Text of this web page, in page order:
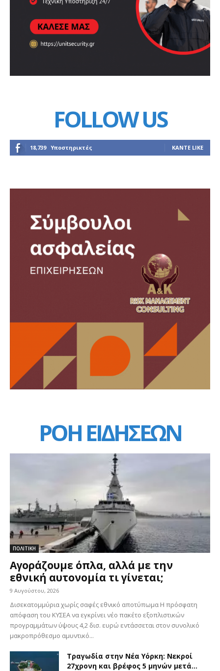
FOLLOW US
18,739 Υποστηρικτές ΚΆΝΤΕ LIKE
ΡΟΗ ΕΙΔΗΣΕΩΝ
ΠΟΛΙΤΙΚΗ
Αγοράζουμε όπλα, αλλά με την
εθνική αυτονομία τι γίνεται;
9 Αυγούστου, 2026
Δισεκατομμύρια χωρίς σαφές εθνικό αποτύπωμα Η πρόσφατη
απόφαση του ΚΥΣΕΑ να εγκρίνει νέο πακέτο εξοπλιστικών
προγραμμάτων ύψους 4,2 δισ. ευρώ εντάσσεται στον συνολικό
μακροπρόθεσμο αμυντικό...
Τραγωδία στην Νέα Υόρκη: Νεκροί
27χρονη και βρέφος 5 μηνών μετά...